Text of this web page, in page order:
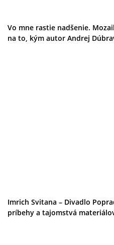
Vo mne rastie nadšenie.
na to, kým autor Andrej
Imrich Svitana – Divadlo
príbehy a tajomstvá